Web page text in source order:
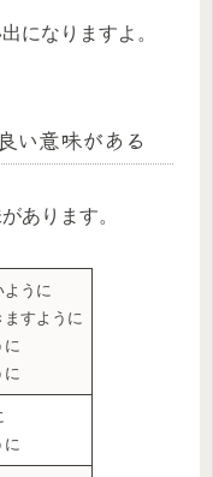
になりますよ。
い意味がある
あります。
ように
すように
に
に
に